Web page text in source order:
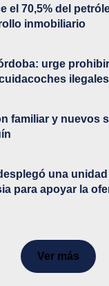
el 70,5% del
inmobiliario
urge
ilegales
familiar y nuevos
una
para apoyar la
Ver más